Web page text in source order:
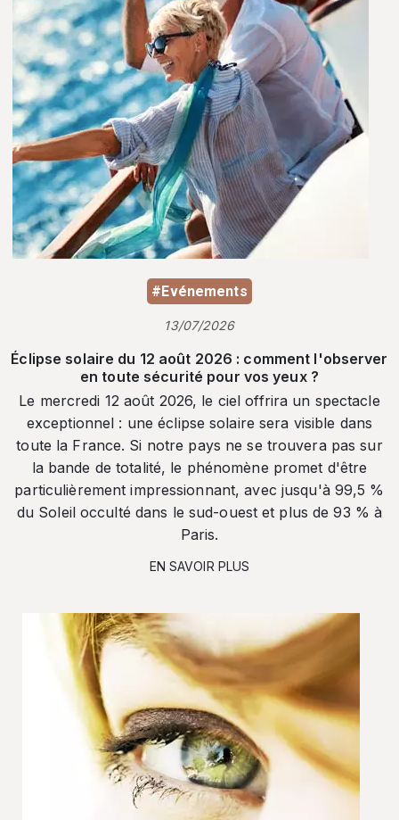
#Evénements
13/07/2026
Éclipse solaire du 12 août 2026 : comment l'observer
en toute sécurité pour vos yeux ?
Le mercredi 12 août 2026, le ciel offrira un spectacle
exceptionnel : une éclipse solaire sera visible dans
toute la France. Si notre pays ne se trouvera pas sur
la bande de totalité, le phénomène promet d'être
particulièrement impressionnant, avec jusqu'à 99,5 %
du Soleil occulté dans le sud-ouest et plus de 93 % à
Paris.
EN SAVOIR PLUS